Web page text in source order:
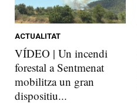
ACTUALITAT
VÍDEO | Un incendi
forestal a Sentmenat
mobilitza un gran
dispositiu...